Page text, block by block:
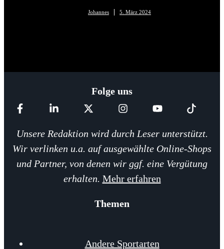
Johannes 5. März 2024
Folge uns
Unsere Redaktion wird durch Leser unterstützt.
Wir verlinken u.a. auf ausgewählte Online-Shops
und Partner, von denen wir ggf. eine Vergütung
erhalten. Mehr erfahren
Themen
Andere Sportarten